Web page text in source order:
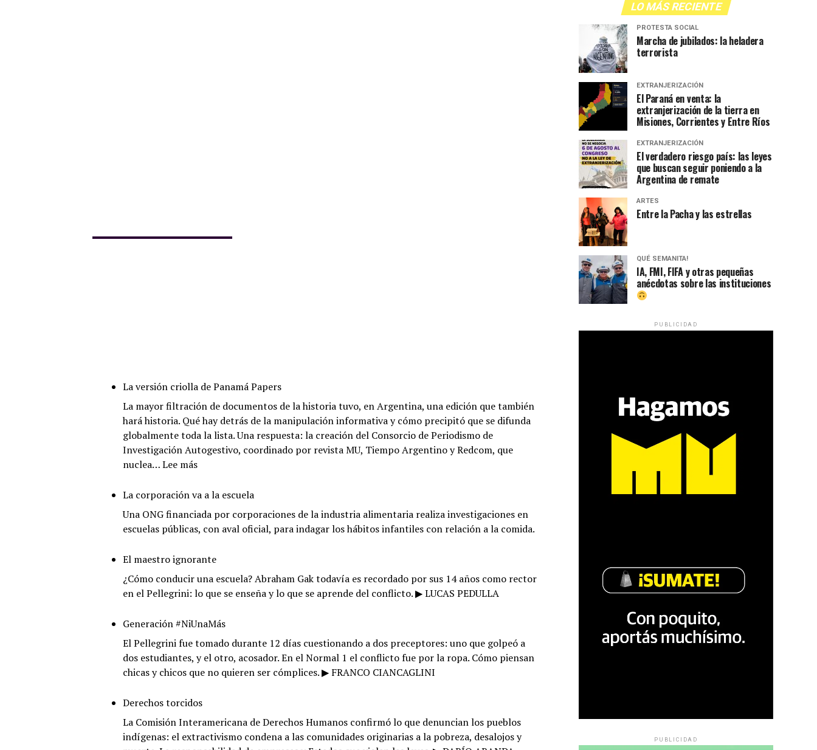
La versión criolla de Panamá Papers
La mayor filtración de documentos de la historia tuvo, en Argentina, una edición que también
hará historia. Qué hay detrás de la manipulación informativa y cómo precipitó que se difunda
globalmente toda la lista. Una respuesta: la creación del Consorcio de Periodismo de
Investigación Autogestivo, coordinado por revista MU, Tiempo Argentino y Redcom, que
nuclea…Lee más:
versión
criolla
de
Panamá
La corporación va a la escuela
Una ONG financiada por corporaciones de la industria alimentaria realiza investigaciones en
escuelas públicas, con aval oficial, para indagar los hábitos infantiles con relación a la comida.
El maestro ignorante
¿Cómo conducir una escuela? Abraham Gak todavía es recordado por sus 14 años como rector
en el Pellegrini: lo que se enseña y lo que se aprende del conflicto. ▶ LUCAS PEDULLA
Generación #NiUnaMás
El Pellegrini fue tomado durante 12 días cuestionando a dos preceptores: uno que golpeó a
dos estudiantes, y el otro, acosador. En el Normal 1 el conflicto fue por la ropa. Cómo piensan
chicas y chicos que no quieren ser cómplices. ▶ FRANCO CIANCAGLINI
Derechos torcidos
La Comisión Interamericana de Derechos Humanos confirmó lo que denuncian los pueblos
indígenas: el extractivismo condena a las comunidades originarias a la pobreza, desalojos y
LO MÁS RECIENTE
PROTESTA SOCIAL
Marcha de jubilados: la heladera
terrorista
EXTRANJERIZACIÓN
El Paraná en venta: la
extranjerización de la tierra en
Misiones, Corrientes y Entre Ríos
EXTRANJERIZACIÓN
El verdadero riesgo país: las leyes
que buscan seguir poniendo a la
Argentina de remate
ARTES
Entre la Pacha y las estrellas
QUÉ SEMANITA!
IA, FMI, FIFA y otras pequeñas
anécdotas sobre las instituciones
PUBLICIDAD
PUBLICIDAD